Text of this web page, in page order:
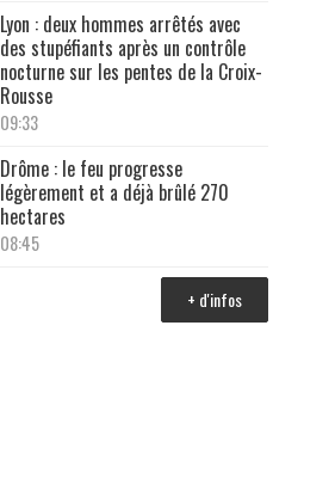
Lyon : deux hommes arrêtés avec
des stupéfiants après un contrôle
nocturne sur les pentes de la Croix-
Rousse
09:33
Drôme : le feu progresse
légèrement et a déjà brûlé 270
hectares
08:45
+ d'infos